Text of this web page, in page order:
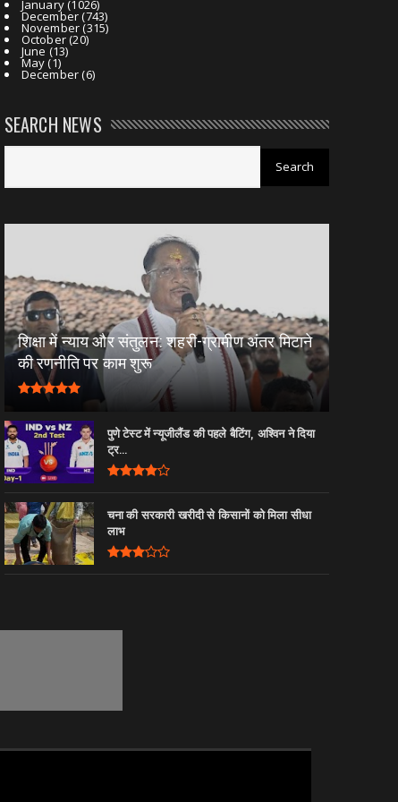
January(1026)
December(743)
November(315)
October(20)
June (13)
May(1)
December(6)
SEARCH NEWS
शिक्षा में न्याय और संतुलन: शहरी-ग्रामीण अंतर मिटाने
की रणनीति पर काम शुरू
पुणे टेस्ट में न्यूजीलैंड की पहले बैटिंग, अश्विन ने दिया
ट्र...
चना की सरकारी खरीदी से किसानों को मिला सीधा
लाभ